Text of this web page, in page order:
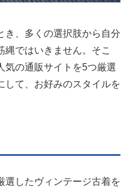
き、多くの選択肢から自分
縄ではいきません。そこ
気の通販サイトを5つ厳選
して、お好みのスタイルを
選したヴィンテージ古着を